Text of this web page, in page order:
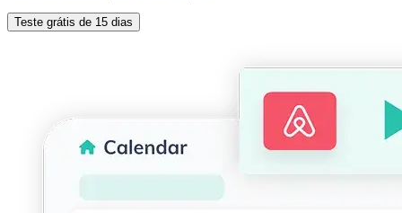
Teste grátis de 15 dias